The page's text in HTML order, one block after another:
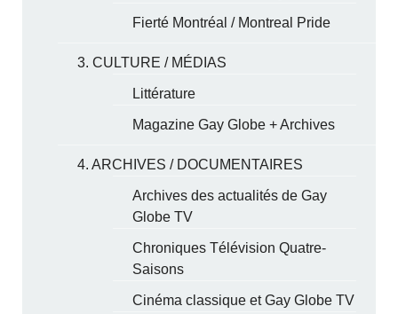
Fierté Montréal / Montreal Pride
3. CULTURE / MÉDIAS
Littérature
Magazine Gay Globe + Archives
4. ARCHIVES / DOCUMENTAIRES
Archives des actualités de Gay
Globe TV
Chroniques Télévision Quatre-
Saisons
Cinéma classique et Gay Globe TV